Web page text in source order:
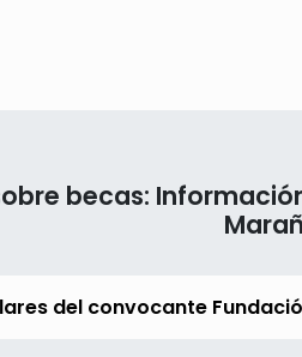
becas:
del convocante